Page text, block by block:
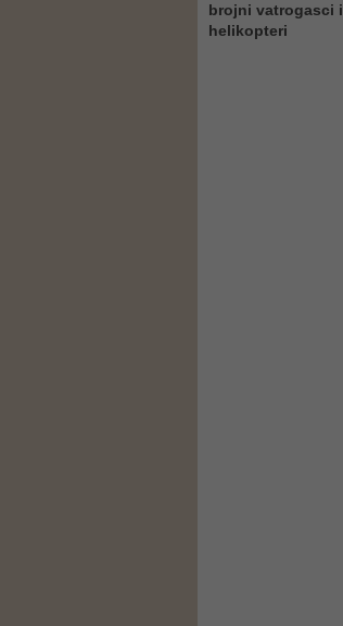
brojni vatrogasci i
helikopteri